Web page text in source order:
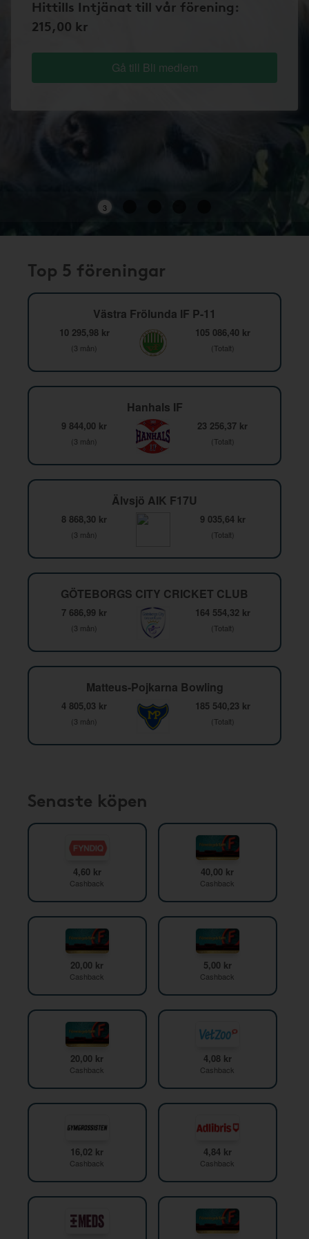
Hittills Intjänat till vår förening:
215,00 kr
Gå till Bli medlem
3
Top 5 föreningar
Västra Frölunda IF P-11
10 295,98 kr
(3 mån)
105 086,40 kr
(Totalt)
Hanhals IF
9 844,00 kr
(3 mån)
23 256,37 kr
(Totalt)
Älvsjö AIK F17U
8 868,30 kr
(3 mån)
9 035,64 kr
(Totalt)
GÖTEBORGS CITY CRICKET CLUB
7 686,99 kr
(3 mån)
164 554,32 kr
(Totalt)
Matteus-Pojkarna Bowling
4 805,03 kr
(3 mån)
185 540,23 kr
(Totalt)
Senaste köpen
4,60 kr
Cashback
40,00 kr
Cashback
20,00 kr
Cashback
5,00 kr
Cashback
20,00 kr
Cashback
4,08 kr
Cashback
16,02 kr
Cashback
4,84 kr
Cashback